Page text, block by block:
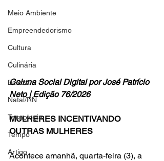
Meio Ambiente
Empreendedorismo
Cultura
Culinária
Beleza
Natal/RN
Tecnologia
Tempo
Artigo
Coluna Social Digital por José Patrício
Neto | Edição 76/2026
MULHERES INCENTIVANDO
OUTRAS MULHERES
Acontece amanhã, quarta-feira (3), a